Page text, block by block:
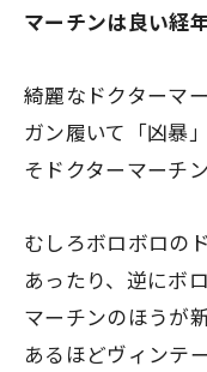
マーチンは良い経
綺麗なドクターマ
ガン履いて「凶暴
そドクターマーチ
むしろボロボロの
あったり、逆にボ
マーチンのほうが
あるほどヴィンテ